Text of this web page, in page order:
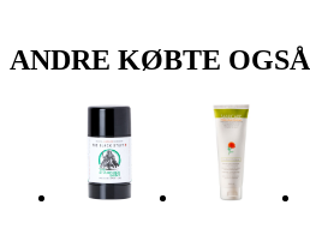
ANDRE KØBTE OGSÅ